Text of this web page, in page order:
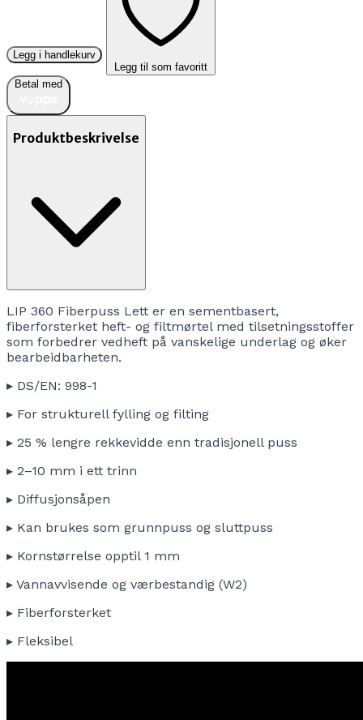
Legg i handlekurv
Legg til som favoritt
Betal med
Produktbeskrivelse
LIP 360 Fiberpuss Lett er en sementbasert,
fiberforsterket heft- og filtmørtel med tilsetningsstoffer
som forbedrer vedheft på vanskelige underlag og øker
bearbeidbarheten.
▸ DS/EN: 998-1
▸ For strukturell fylling og filting
▸ 25 % lengre rekkevidde enn tradisjonell puss
▸ 2–10 mm i ett trinn
▸ Diffusjonsåpen
▸ Kan brukes som grunnpuss og sluttpuss
▸ Kornstørrelse opptil 1 mm
▸ Vannavvisende og værbestandig (W2)
▸ Fiberforsterket
▸ Fleksibel